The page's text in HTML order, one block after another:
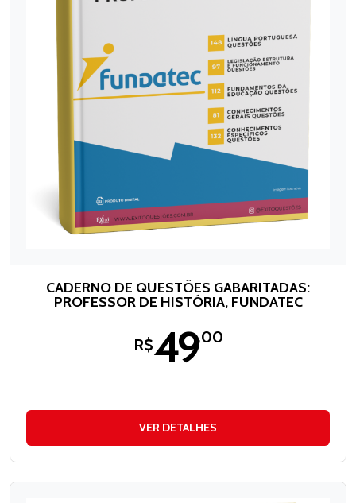
CADERNO DE QUESTÕES GABARITADAS:
PROFESSOR DE HISTÓRIA, FUNDATEC
R$49,00
VER DETALHES